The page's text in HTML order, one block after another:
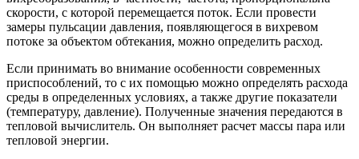
скорости, с которой перемещается поток. Если провести
замеры пульсации давления, появляющегося в вихревом
потоке за объектом обтекания, можно определить расход.
Если принимать во внимание особенности современных
приспособлений, то с их помощью можно определять расхода
среды в определенных условиях, а также другие показатели
(температуру, давление). Полученные значения передаются в
тепловой вычислитель. Он выполняет расчет массы пара или
тепловой энергии.